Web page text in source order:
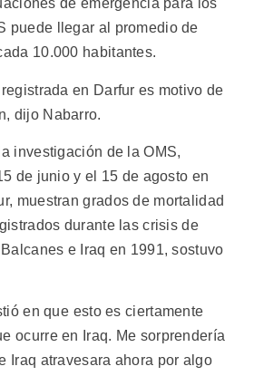
de emergencia para los
puede llegar al promedio de
10.000 habitantes.
en Darfur es motivo de
dijo Nabarro.
investigación de la OMS,
de junio y el 15 de agosto en
muestran grados de mortalidad
durante las crisis de
e Iraq en 1991, sostuvo
en que esto es ciertamente
ocurre en Iraq. Me sorprendería
Iraq atravesara ahora por algo